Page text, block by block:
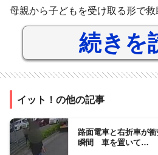
母親から子どもを受け取る形で
続きを
イット！の他の記事
路面電車と右折車が
瞬間 車を置いて…